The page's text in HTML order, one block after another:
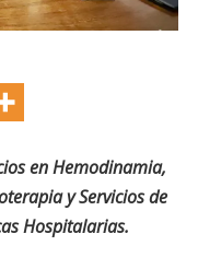
en Hemodinamia,
y Servicios de
Hospitalarias.